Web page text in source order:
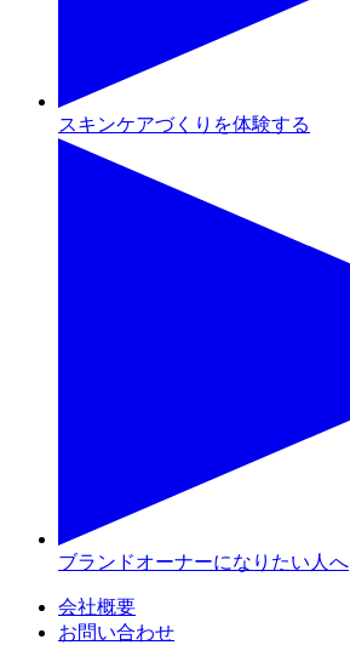
スキンケアづくりを体験する
ブランドオーナーになりたい人へ
会社概要
お問い合わせ